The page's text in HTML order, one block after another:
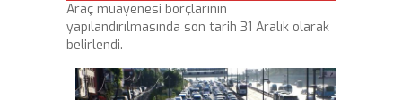
Araç muayenesi borçlarının
yapılandırılmasında son tarih 31 Aralık olarak
belirlendi.